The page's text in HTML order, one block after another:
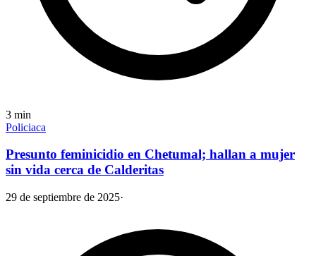
3 min
Policiaca
Presunto feminicidio en Chetumal; hallan a mujer
sin vida cerca de Calderitas
29 de septiembre de 2025·